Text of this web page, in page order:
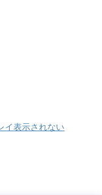
イ表示されない